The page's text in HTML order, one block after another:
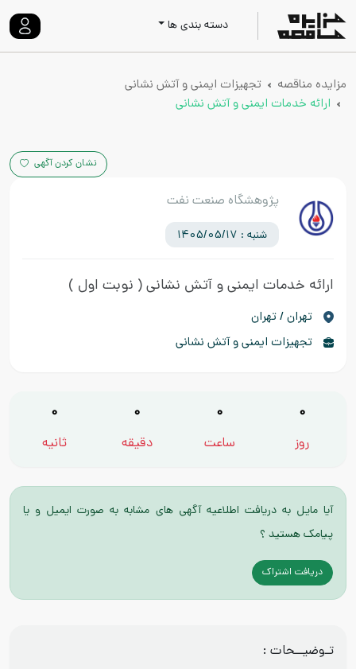
دسته بندی ها
مزایده مناقصه
تجهیزات ایمنی و آتش نشانی
ارائه خدمات ایمنی و آتش نشانی
نشان کردن آگهی
پژوهشگاه صنعت نفت
شنبه : 1405/05/17
ارائه خدمات ایمنی و آتش نشانی( نوبت اول )
تهران / تهران
تجهیزات ایمنی و آتش نشانی
0
روز
0
ساعت
0
دقیقه
0
ثانیه
آیا مایل به دریافت اطلاعیه آگهی های مشابه به صورت ایمیل و یا
پیامک هستید ؟
دریافت اشتراک
تـوضیــحات :